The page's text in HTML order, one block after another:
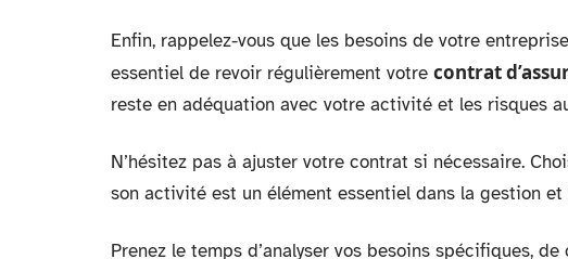
Enfin, rappelez-vous que les besoins de votre
essentiel de revoir régulièrement votre contrat
reste en adéquation avec votre activité et les risques
N’hésitez pas à ajuster votre contrat si nécessaire.
son activité est un élément essentiel dans la gestion
Prenez le temps d’analyser vos besoins spécifiques,